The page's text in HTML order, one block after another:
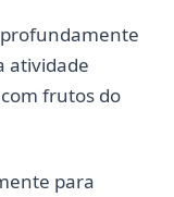
atividade
frutos do
para